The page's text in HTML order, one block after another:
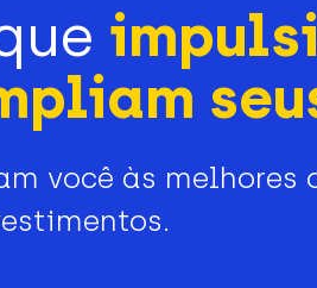
você às melhores